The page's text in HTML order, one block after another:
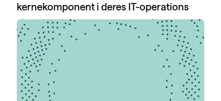
kernekomponent i deres IT-operations